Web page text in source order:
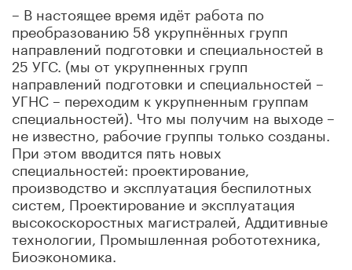
– В настоящее время идёт работа по
преобразованию 58 укрупнённых групп
направлений подготовки и специальностей в
25 УГС. (мы от укрупненных групп
направлений подготовки и специальностей –
УГНС – переходим к укрупненным группам
специальностей). Что мы получим на выходе –
не известно, рабочие группы только созданы.
При этом вводится пять новых
специальностей: проектирование,
производство и эксплуатация беспилотных
систем, Проектирование и эксплуатация
высокоскоростных магистралей, Аддитивные
технологии, Промышленная робототехника,
Биоэкономика.